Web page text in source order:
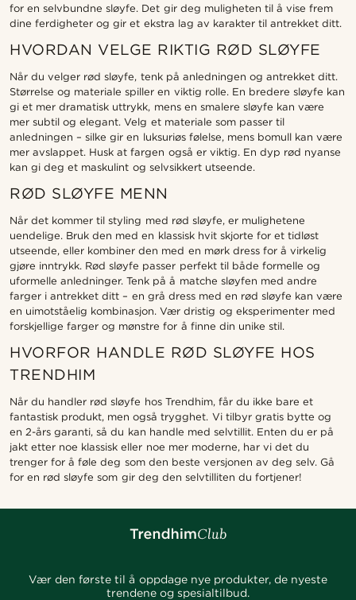
for en selvbundne sløyfe. Det gir deg muligheten til å vise frem
dine ferdigheter og gir et ekstra lag av karakter til antrekket ditt.
HVORDAN VELGE RIKTIG RØD SLØYFE
Når du velger rød sløyfe, tenk på anledningen og antrekket ditt.
Størrelse og materiale spiller en viktig rolle. En bredere sløyfe kan
gi et mer dramatisk uttrykk, mens en smalere sløyfe kan være
mer subtil og elegant. Velg et materiale som passer til
anledningen – silke gir en luksuriøs følelse, mens bomull kan være
mer avslappet. Husk at fargen også er viktig. En dyp rød nyanse
kan gi deg et maskulint og selvsikkert utseende.
RØD SLØYFE MENN
Når det kommer til styling med rød sløyfe, er mulighetene
uendelige. Bruk den med en klassisk hvit skjorte for et tidløst
utseende, eller kombiner den med en mørk dress for å virkelig
gjøre inntrykk. Rød sløyfe passer perfekt til både formelle og
uformelle anledninger. Tenk på å matche sløyfen med andre
farger i antrekket ditt – en grå dress med en rød sløyfe kan være
en uimotståelig kombinasjon. Vær dristig og eksperimenter med
forskjellige farger og mønstre for å finne din unike stil.
HVORFOR HANDLE RØD SLØYFE HOS
TRENDHIM
Når du handler rød sløyfe hos Trendhim, får du ikke bare et
fantastisk produkt, men også trygghet. Vi tilbyr gratis bytte og
en 2-års garanti, så du kan handle med selvtillit. Enten du er på
jakt etter noe klassisk eller noe mer moderne, har vi det du
trenger for å føle deg som den beste versjonen av deg selv. Gå
for en rød sløyfe som gir deg den selvtilliten du fortjener!
Vær den første til å oppdage nye produkter, de nyeste
trendene og spesialtilbud.